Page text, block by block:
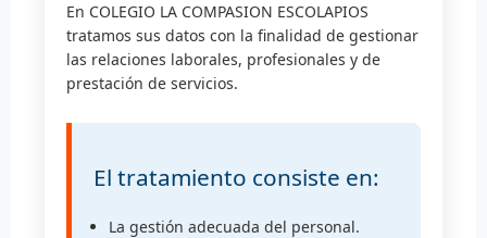
En COLEGIO LA COMPASION ESCOLAPIOS
tratamos sus datos con la finalidad de gestionar
las relaciones laborales, profesionales y de
prestación de servicios.
El tratamiento consiste en:
La gestión adecuada del personal.